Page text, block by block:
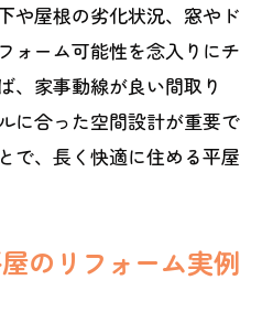
や屋根の劣化状況、窓やド
ォーム可能性を念入りにチ
、家事動線が良い間取り
に合った空間設計が重要で
で、長く快適に住める平屋
のリフォーム実例